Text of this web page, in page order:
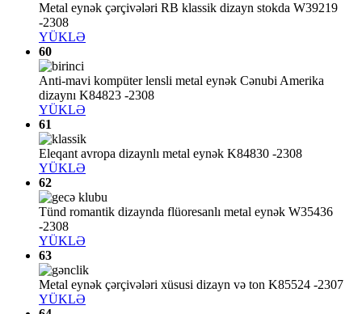
Metal eynək çərçivələri RB klassik dizayn stokda W39219
-2308
YÜKLƏ
60
Anti-mavi kompüter lensli metal eynək Cənubi Amerika
dizaynı K84823 -2308
YÜKLƏ
61
Eleqant avropa dizaynlı metal eynək K84830 -2308
YÜKLƏ
62
Tünd romantik dizaynda flüoresanlı metal eynək W35436
-2308
YÜKLƏ
63
Metal eynək çərçivələri xüsusi dizayn və ton K85524 -2307
YÜKLƏ